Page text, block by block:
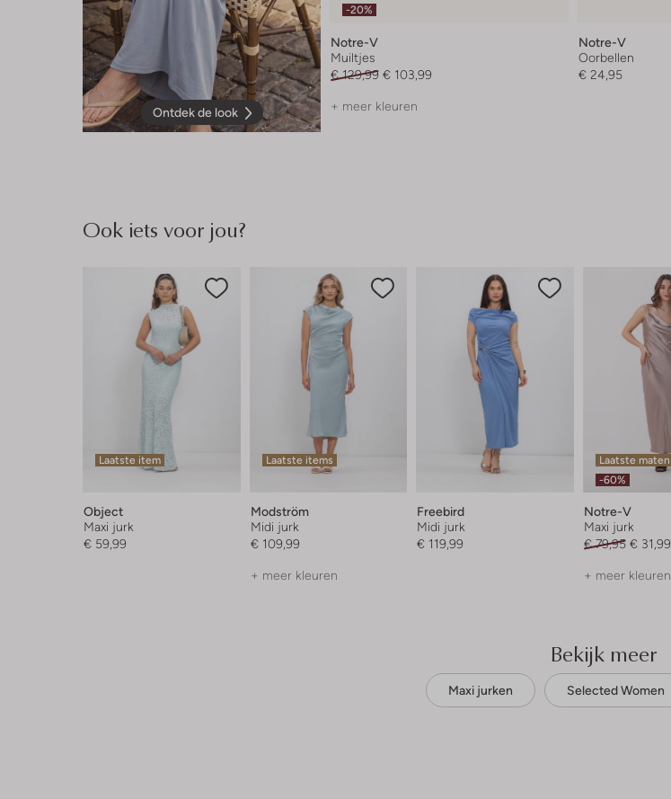
Ontdek de look
-20%
Notre-V
Muiltjes
€ 129,99 € 103,99
+ meer kleuren
Notre-V
Oorbellen
€ 24,95
Ook iets voor jou?
Laatste item
Object
Maxi jurk
€ 59,99
Laatste items
Modström
Midi jurk
€ 109,99
+ meer kleuren
Freebird
Midi jurk
€ 119,99
Laatste maten
-60%
Notre-V
Maxi jurk
€ 79,95 € 31,99
+ meer kleuren
Bekijk meer
Maxi jurken Selected Women